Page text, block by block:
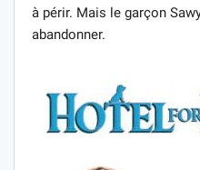
à périr. Mais le garçon
abandonner.